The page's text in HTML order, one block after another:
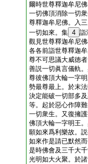
爾時世尊釋迦牟尼
一切佛頂消除一切
尊釋迦牟尼佛。入
一切如來。集 4 詣
觀見世尊釋迦牟尼
各各前詣世尊釋迦
尊不可思議大威徳
善説一切眞言儀軌
尊彼佛頂大輪一字
勢最尊最上。於末
決定能破一切部多
等。起於惡心作障
一切衆生。又復擁
佛頂大輪一字明王
願如來爲利樂故。
如來作是請已默然
是時佛會及三千大
光明如大火聚。於